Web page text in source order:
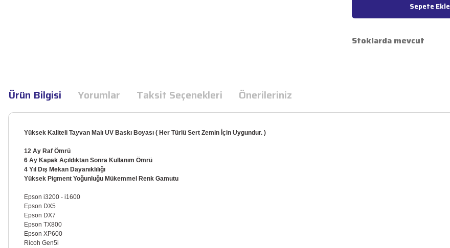
Sepete Ekle
Stoklarda mevcut
Ürün Bilgisi Yorumlar Taksit Seçenekleri Önerileriniz
Yüksek Kaliteli Tayvan Malı UV Baskı Boyası ( Her Türlü Sert Zemin İçin Uygundur. )
12 Ay Raf Ömrü
6 Ay Kapak Açıldıktan Sonra Kullanım Ömrü
4 Yıl Dış Mekan Dayanıklılığı
Yüksek Pigment Yoğunluğu Mükemmel Renk Gamutu
Epson i3200 - i1600
Epson DX5
Epson DX7
Epson TX800
Epson XP600
Ricoh Gen5i